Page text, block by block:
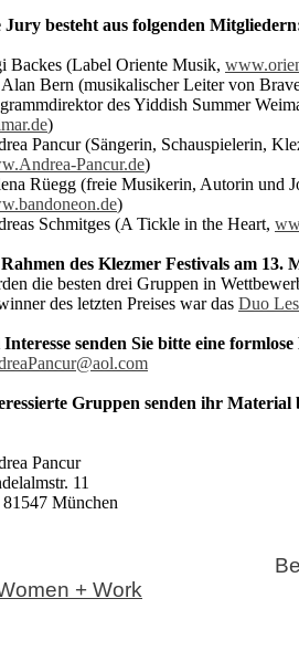
Jury besteht aus folgenden
Backes (Label Oriente Musik,
Bern (musikalischer Leiter von
des Yiddish Summer
)
Pancur (Sängerin, Schauspielerin,
Pancur.de)
Rüegg (freie Musikerin, Autorin und
)
Schmitges (A Tickle in the Heart,
des Klezmer Festivals am 13.
die besten drei Gruppen in
des letzten Preises war das Duo
Interesse senden Sie bitte eine
Gruppen senden ihr Material
Pancur
11
München
+ Work